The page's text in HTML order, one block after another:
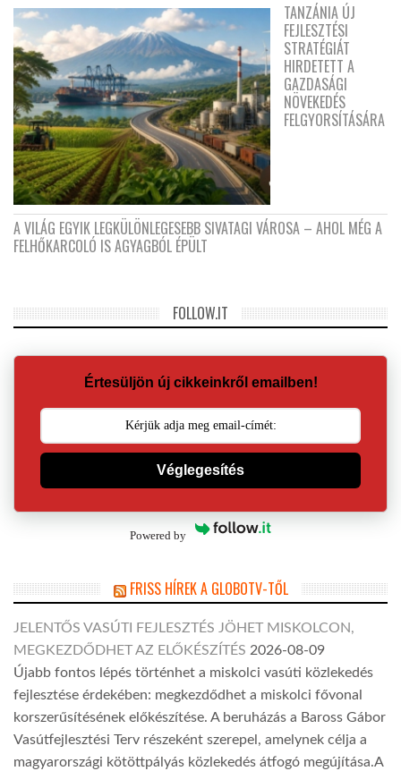
TANZÁNIA ÚJ
FEJLESZTÉSI
STRATÉGIÁT
HIRDETETT A
GAZDASÁGI
NÖVEKEDÉS
FELGYORSÍTÁSÁRA
A VILÁG EGYIK LEGKÜLÖNLEGESEBB SIVATAGI VÁROSA – AHOL MÉG A
FELHŐKARCOLÓ IS AGYAGBÓL ÉPÜLT
FOLLOW.IT
Értesüljön új cikkeinkről emailben!
Véglegesítés
Powered by
FRISS HÍREK A GLOBOTV-TŐL
JELENTŐS VASÚTI FEJLESZTÉS JÖHET MISKOLCON,
MEGKEZDŐDHET AZ ELŐKÉSZÍTÉS 2026-08-09
Újabb fontos lépés történhet a miskolci vasúti közlekedés
fejlesztése érdekében: megkezdődhet a miskolci fővonal
korszerűsítésének előkészítése. A beruházás a Baross Gábor
Vasútfejlesztési Terv részeként szerepel, amelynek célja a
magyarországi kötöttpályás közlekedés átfogó megújítása.A